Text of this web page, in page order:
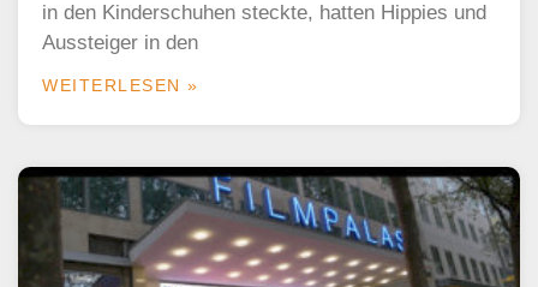
in den Kinderschuhen steckte, hatten Hippies und
Aussteiger in den
WEITERLESEN »